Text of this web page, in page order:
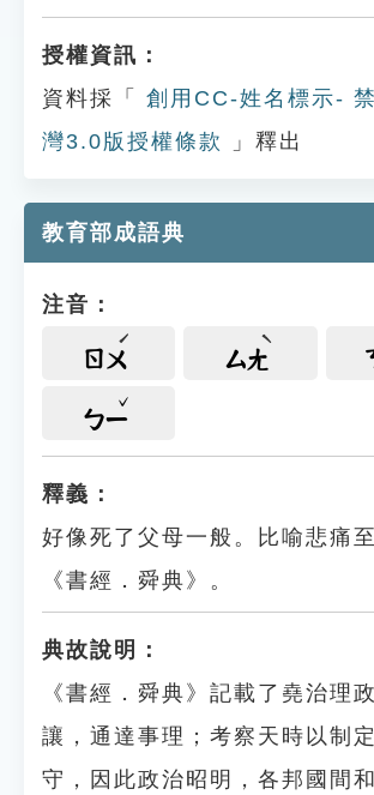
授權資訊：
資料採「
創用CC-姓名標示-
灣3.0版授權條款
」釋出
教育部成語典
注音：
ㄖㄨ ㄙㄤ
ㄅㄧ
釋義：
好像死了父母一般。比喻悲痛
《書經．舜典》。
典故說明：
《書經．舜典》記載了堯治理
讓，通達事理；考察天時以制
守，因此政治昭明，各邦國間